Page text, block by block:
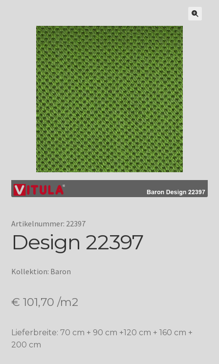
Artikelnummer: 22397
Design 22397
Kollektion: Baron
€ 101,70 /m2
Lieferbreite: 70 cm + 90 cm +120 cm + 160 cm +
200 cm